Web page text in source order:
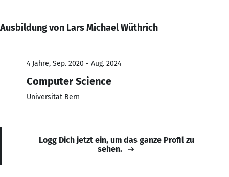
Ausbildung von Lars Michael Wüthrich
4 Jahre, Sep. 2020 - Aug. 2024
Computer Science
Universität Bern
Logg Dich jetzt ein, um das ganze Profil zu
sehen.